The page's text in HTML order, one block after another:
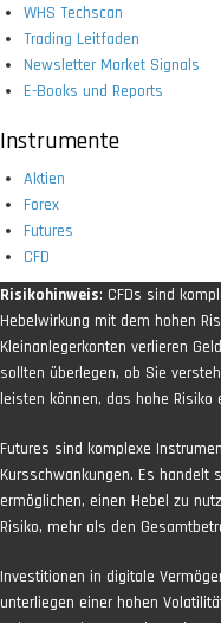
WHS Techscan
Trading Leitfaden
Newsletter Market Signals
E-Books und Reports
Instrumente
Aktien
Forex
Futures
CFD
Risikohinweis: CFDs sind
Hebelwirkung mit dem hohen
Kleinanlegerkonten verlieren
sollten überlegen, ob Sie
leisten können, das hohe Risiko
Futures sind komplexe
Kursschwankungen. Es handelt
ermöglichen, einen Hebel zu
Risiko, mehr als den
Investitionen in digitale
unterliegen einer hohen